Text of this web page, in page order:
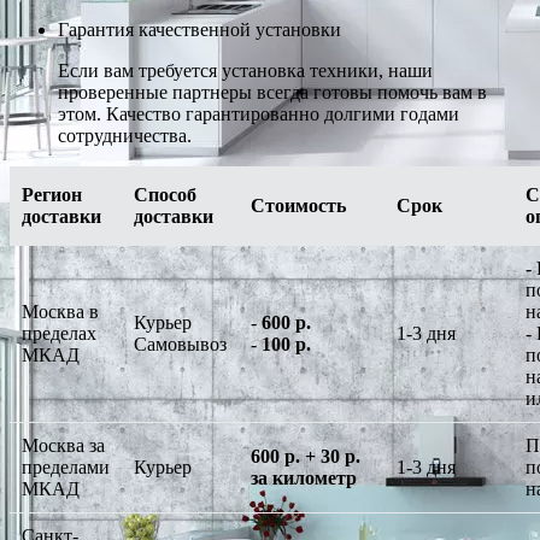
Гарантия качественной установки
Если вам требуется установка техники, наши
проверенные партнеры всегда готовы помочь вам в
этом. Качество гарантированно долгими годами
сотрудничества.
Регион
доставки
Способ
доставки
Стоимость Срок
Москва в
пределах
МКАД
Курьер
Самовывоз
-600 р.
-100 р.
1-3 дня
-
-
Москва за
пределами
МКАД
Курьер
600 р. + 30 р.
за километр
1-3 дня
Санкт-